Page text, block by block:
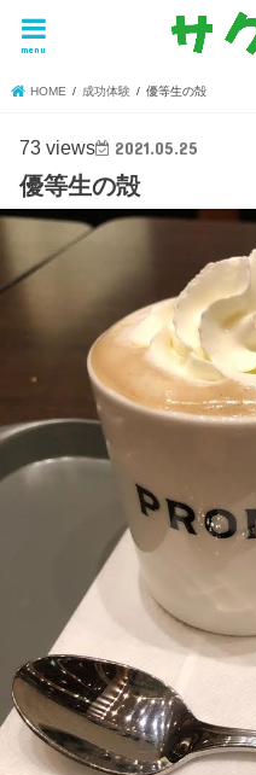
menu
HOME 成功体験 優等生の殻
73 views 2021.05.25
優等生の殻